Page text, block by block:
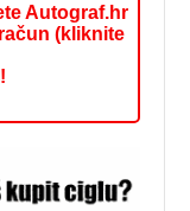
Autograf.hr
(kliknite